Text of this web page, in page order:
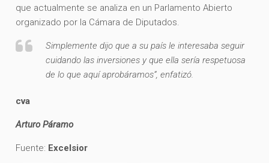
que actualmente se analiza en un Parlamento Abierto
organizado por la Cámara de Diputados.
Simplemente dijo que a su país le interesaba seguir
cuidando las inversiones y que ella sería respetuosa
de lo que aquí aprobáramos”, enfatizó.
cva
Arturo Páramo
Fuente: Excelsior